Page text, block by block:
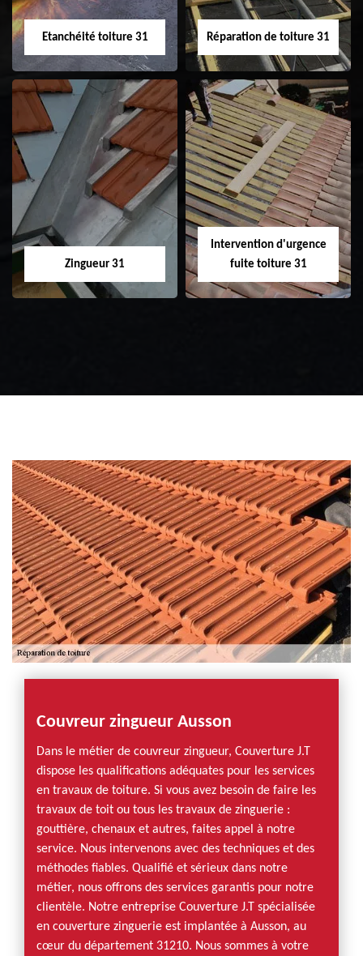
Etanchéité toiture 31
Etanchéité toiture
31
Réparation de toiture 31
Réparation de
toiture 31
Zingueur 31
Intervention d'urgence
fuite toiture 31
Couvreur zingueur Ausson
Dans le métier de couvreur zingueur, Couverture J.T
dispose les qualifications adéquates pour les services
en travaux de toiture. Si vous avez besoin de faire les
travaux de toit ou tous les travaux de zinguerie :
gouttière, chenaux et autres, faites appel à notre
service. Nous intervenons avec des techniques et des
méthodes fiables. Qualifié et sérieux dans notre
métier, nous offrons des services garantis pour notre
clientèle. Notre entreprise Couverture J.T spécialisée
en couverture zinguerie est implantée à Ausson, au
cœur du département 31210. Nous sommes à votre